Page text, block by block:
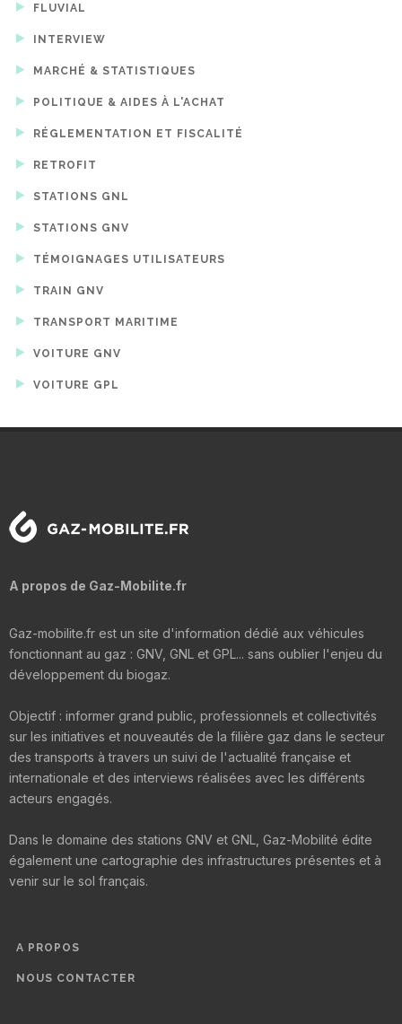
FLUVIAL
INTERVIEW
MARCHÉ & STATISTIQUES
POLITIQUE & AIDES À L'ACHAT
RÉGLEMENTATION ET FISCALITÉ
RETROFIT
STATIONS GNL
STATIONS GNV
TÉMOIGNAGES UTILISATEURS
TRAIN GNV
TRANSPORT MARITIME
VOITURE GNV
VOITURE GPL
A propos de Gaz-Mobilite.fr
Gaz-mobilite.fr est un site d'information dédié aux véhicules
fonctionnant au gaz : GNV, GNL et GPL... sans oublier l'enjeu du
développement du biogaz.
Objectif : informer grand public, professionnels et collectivités
sur les initiatives et nouveautés de la filière gaz dans le secteur
des transports à travers un suivi de l'actualité française et
internationale et des interviews réalisées avec les différents
acteurs engagés.
Dans le domaine des stations GNV et GNL, Gaz-Mobilité édite
également une cartographie des infrastructures présentes et à
venir sur le sol français.
A PROPOS
NOUS CONTACTER